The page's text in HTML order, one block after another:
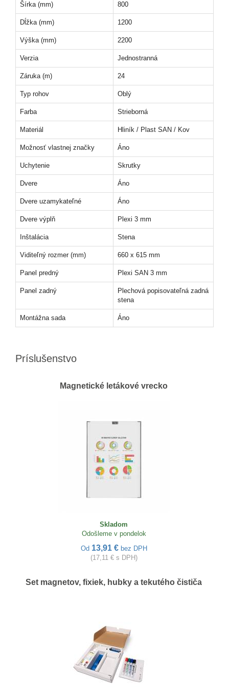
Šírka (mm) 800
Dĺžka (mm) 1200
Výška (mm) 2200
Verzia Jednostranná
Záruka (m) 24
Typ rohov Oblý
Farba Strieborná
Materiál Hliník / Plast SAN / Kov
Možnosť vlastnej značky Áno
Uchytenie Skrutky
Dvere Áno
Dvere uzamykateľné Áno
Dvere výplň Plexi 3 mm
Inštalácia Stena
Viditeľný rozmer (mm) 660 x 615 mm
Panel predný Plexi SAN 3 mm
Panel zadný
Plechová popisovateľná zadná
stena
Montážna sada Áno
Príslušenstvo
Magnetické letákové vrecko
Skladom
Odošleme v pondelok
Od 13,91 € bez DPH
(17,11 € s DPH)
Set magnetov, fixiek, hubky a tekutého čističa